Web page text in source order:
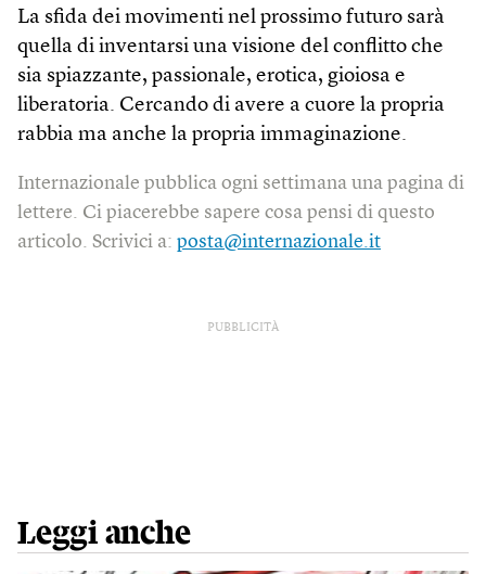
La sfida dei movimenti nel prossimo futuro sarà
quella di inventarsi una visione del conflitto che
sia spiazzante, passionale, erotica, gioiosa e
liberatoria. Cercando di avere a cuore la propria
rabbia ma anche la propria immaginazione.
Internazionale pubblica ogni settimana una pagina di
lettere. Ci piacerebbe sapere cosa pensi di questo
articolo. Scrivici a: posta@internazionale.it
PUBBLICITÀ
Leggi anche